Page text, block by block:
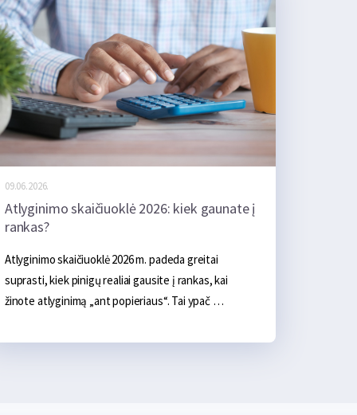
09.06.2026.
Atlyginimo skaičiuoklė 2026: kiek gaunate į
rankas?
Atlyginimo skaičiuoklė 2026 m. padeda greitai
suprasti, kiek pinigų realiai gausite į rankas, kai
žinote atlyginimą „ant popieriaus“. Tai ypač
mėnesio biudžetą ar vertinant, kiek pajamų liks po